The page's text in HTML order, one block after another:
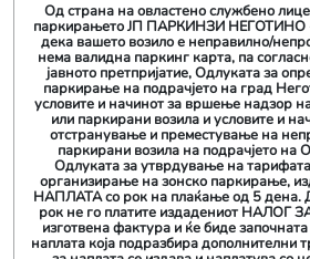
Од страна на овластено службено
паркирањето ЈП ПАРКИНЗИ НЕГОТИНО -
дека вашето возило е неправилно/
нема валидна паркинг карта, па
јавното претпријатие, Одлуката за
паркирање на подрачјето на град
условите и начинот за вршење надзор
или паркирани возила и условите и
отстранување и преместување на
паркирани возила на подрачјето на
Одлуката за утврдување на
организирање на зонско паркирање,
НАПЛАТА со рок на плаќање од 5 дена.
рок не го платите издадениот НАЛОГ
изготвена фактура и ќе биде
наплата која подразбира дополнителни